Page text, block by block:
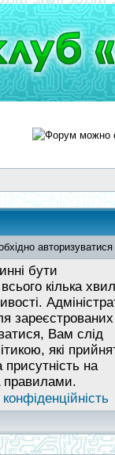
бути
кілька
зареєстрованих
Вам слід
які
на
правилами.